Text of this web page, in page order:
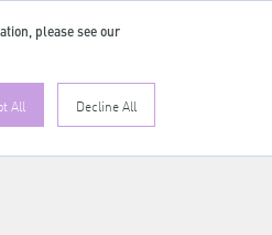
please see our
All Decline All